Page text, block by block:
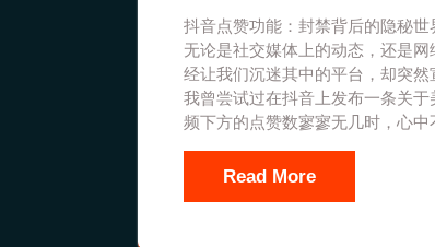
抖音点赞功能：封禁背后的隐秘世
无论是社交媒体上的动态，还是
经让我们沉迷其中的平台，却突
我曾尝试过在抖音上发布一条关
频下方的点赞数寥寥无几时，心
Read More